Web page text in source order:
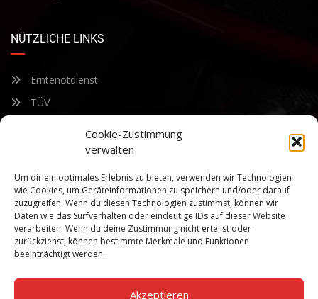
Cookie-Zustimmung
verwalten
Um dir ein optimales Erlebnis zu bieten, verwenden wir Technologien
wie Cookies, um Geräteinformationen zu speichern und/oder darauf
zuzugreifen. Wenn du diesen Technologien zustimmst, können wir
Daten wie das Surfverhalten oder eindeutige IDs auf dieser Website
verarbeiten. Wenn du deine Zustimmung nicht erteilst oder
zurückziehst, können bestimmte Merkmale und Funktionen
beeinträchtigt werden.
Akzeptieren
NÜTZLICHE LINKS
Erntenotdienst
TÜV
Bleiben Sie auf dem Laufenden über unsere sich ständig
weiterentwickelnden Produkteigenschaften und Technologien.
Geben Sie Ihre E-Mail-Adresse ein und abonnieren Sie unseren
Newsletter.